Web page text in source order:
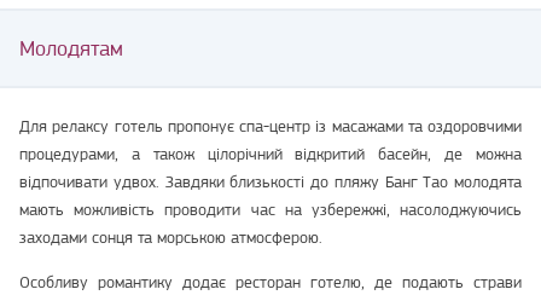
Молодятам
Для релаксу готель пропонує спа-центр із масажами та оздоровчими
процедурами, а також цілорічний відкритий басейн, де можна
відпочивати удвох. Завдяки близькості до пляжу Банг Тао молодята
мають можливість проводити час на узбережжі, насолоджуючись
заходами сонця та морською атмосферою.
Особливу романтику додає ресторан готелю, де подають страви